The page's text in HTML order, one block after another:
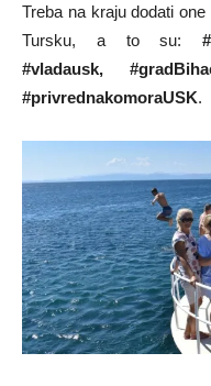
Treba na kraju dodati
Tursku, a to su:
#vladausk,
#privrednakomoraUSK.